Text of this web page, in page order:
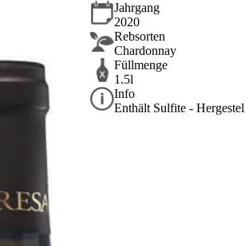
Jahrgang
2020
Rebsorten
Chardonnay
Füllmenge
1.5l
Info
Enthält Sulfite -